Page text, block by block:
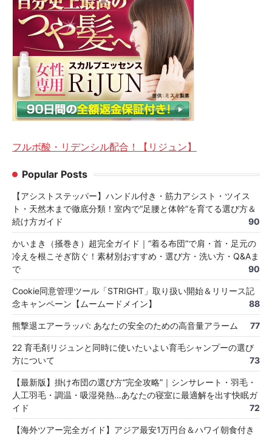
フルボ酸・リデンシル配合！【リジュン】
Popular Posts
【アシストステッパー】ハンドル付き・筋力アシスト・ツイス
ト・天然木まで徹底分類！室内で“足腰と体幹”を育てる選び方＆
続け方ガイド
90
かいまき（掻巻き）超完全ガイド｜“着る布団”で肩・首・足元の
冷えを根こそぎ防ぐ！素材別おすすめ・選び方・洗い方・Q&Aま
で
90
Cookie同意管理ツール「STRIGHT」取り扱い開始＆リリース記
念キャンペーン【ムームードメイン】
88
熊撃退エアーラッパ: あなたの安全のための高音量アラーム 77
22 育毛剤リジュンと同時に使いたいよい育毛シャンプーの選び
方について
73
【最新版】掛け布団の選び方“完全攻略”｜シンサレート・羽毛・
人工羽毛・調温・吸湿発熱…あなたの寝室に最適解を出す快眠ガ
イド
72
【海外ツアー完全ガイド】アジア最安1万円台＆ハワイ朝食付き